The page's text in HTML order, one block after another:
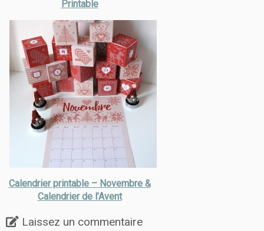
Printable
Calendrier printable – Novembre &
Calendrier de l’Avent
Laissez un commentaire